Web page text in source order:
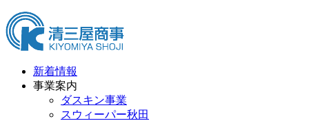
新着情報
事業案内
ダスキン事業
スウィーパー秋田